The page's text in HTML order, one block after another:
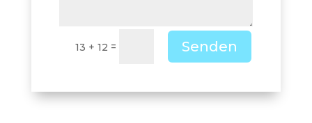
13 + 12 = Senden